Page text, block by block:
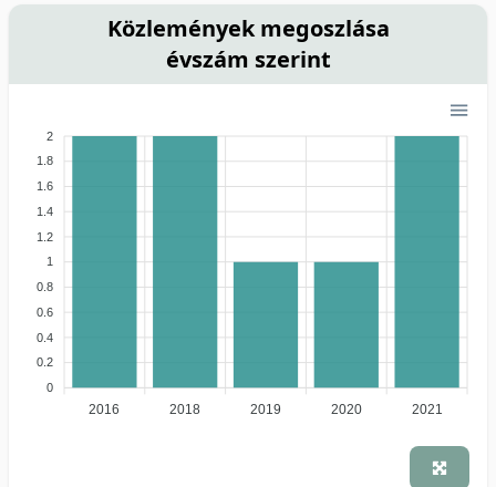
Közlemények megoszlása
évszám szerint
2
1.8
1.6
1.4
1.2
1
0.8
0.6
0.4
0.2
0
2016 2018 2019 2020 2021